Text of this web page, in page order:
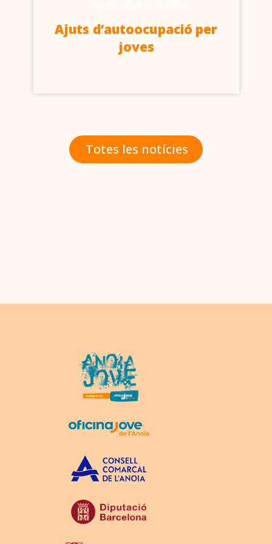
Ajuts d’autoocupació per
joves
Totes les notícies